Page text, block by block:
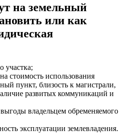
на земельный
или как
участка;
стоимость использования
пункт, близость к магистрали,
развитых коммуникаций и
владельцем обременяемого
эксплуатации землевладения.